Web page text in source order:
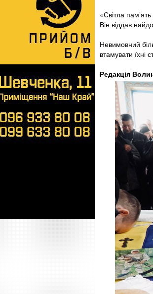
«Світла
Він віддав
Невимовний
втамувати їхні
Редакція